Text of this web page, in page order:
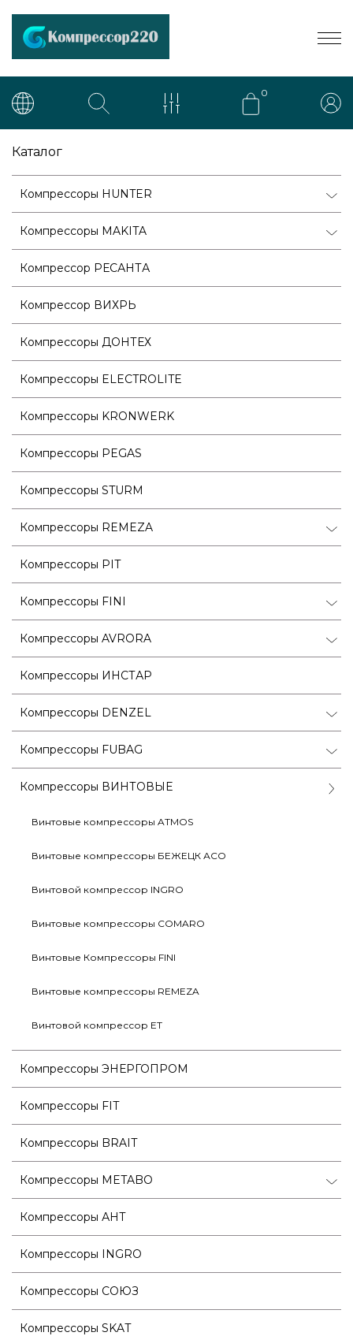
0
Каталог
Компрессоры HUNTER
Компрессоры MAKITA
Компрессор РЕСАНТА
Компрессор ВИХРЬ
Компрессоры ДОНТЕХ
Компрессоры ELECTROLITE
Компрессоры KRONWERK
Компрессоры PEGAS
Компрессоры STURM
Компрессоры REMEZA
Компрессоры PIT
Компрессоры FINI
Компрессоры AVRORA
Компрессоры ИНСТАР
Компрессоры DENZEL
Компрессоры FUBAG
Компрессоры ВИНТОВЫЕ
Винтовые компрессоры ATMOS
Винтовые компрессоры БЕЖЕЦК АСО
Винтовой компрессор INGRO
Винтовые компрессоры COMARO
Винтовые Компрессоры FINI
Винтовые компрессоры REMEZA
Винтовой компрессор ET
Компрессоры ЭНЕРГОПРОМ
Компрессоры FIT
Компрессоры BRAIT
Компрессоры METABO
Компрессоры АНТ
Компрессоры INGRO
Компрессоры СОЮЗ
Компрессоры SKAT